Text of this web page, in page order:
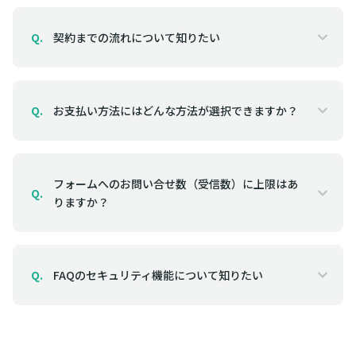
Q. 契約までの流れについて知りたい
Q. お支払い方法にはどんな方法が選択できますか？
Q.
フォームへのお問い合せ数（受信数）に上限はあ
りますか？
Q. FAQのセキュリティ機能について知りたい